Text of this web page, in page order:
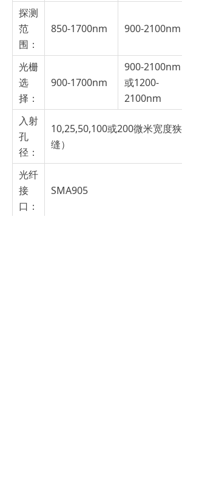
探测
范
围：
850-1700nm 900-2100nm
光栅
选
择：
900-1700nm
900-2100nm
或1200-
2100nm
入射
孔
径：
10,25,50,100或200微米宽度狭缝或
缝）
光纤
接
口：
SMA905